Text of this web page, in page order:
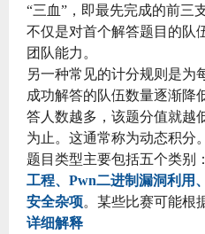
“三血”，即最先完成的前三
不仅是对首个解答题目的队
团队能力。
另一种常见的计分规则是为
成功解答的队伍数量逐渐降
答人数越多，该题分值就越
为止。这通常称为动态积分。
题目类型主要包括五个类别：
工程、Pwn二进制漏洞利用
安全杂项。某些比赛可能根
详细解释